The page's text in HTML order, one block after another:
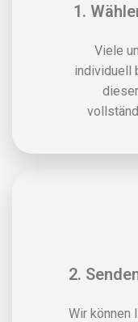
1.
Viele
individuell
2.
Wir können